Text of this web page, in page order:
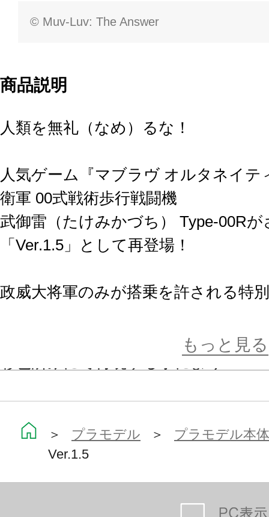
© Muv-Luv: The Answer
商品説明
人類を無礼（なめ）るな！
人気ゲーム『マブラヴ オルタネイテ
衛軍 00式戦術歩行戦闘機
武御雷（たけみかづち） Type-00R
「Ver.1.5」として再登場！
政威大将軍のみが搭乗を許される特
カメラや発光部はクリアパーツで再
【Ver.1.5での変更点】
・87式突撃砲、74式近接戦闘長刀は
規造形を行いました。
・突撃砲については弾倉2種の取り
もっと見る
＞ プラモデル ＞ プラモデル本体
Ver.1.5